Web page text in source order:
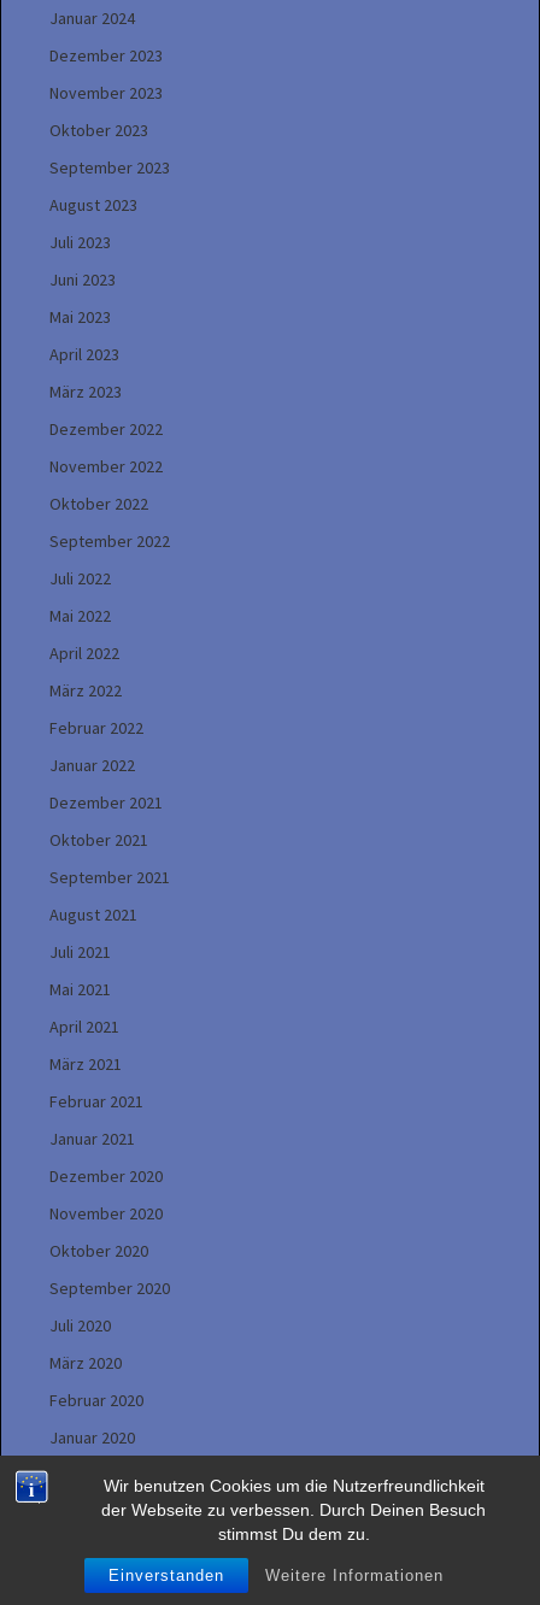
Wir benutzen Cookies um die Nutzerfreundlichkeit
der Webseite zu verbessen. Durch Deinen Besuch
stimmst Du dem zu.
Einverstanden Weitere Informationen
Januar 2024
Dezember 2023
November 2023
Oktober 2023
September 2023
August 2023
Juli 2023
Juni 2023
Mai 2023
April 2023
März 2023
Dezember 2022
November 2022
Oktober 2022
September 2022
Juli 2022
Mai 2022
April 2022
März 2022
Februar 2022
Januar 2022
Dezember 2021
Oktober 2021
September 2021
August 2021
Juli 2021
Mai 2021
April 2021
März 2021
Februar 2021
Januar 2021
Dezember 2020
November 2020
Oktober 2020
September 2020
Juli 2020
März 2020
Februar 2020
Januar 2020
Oktober 2019
März 2018
August 2017